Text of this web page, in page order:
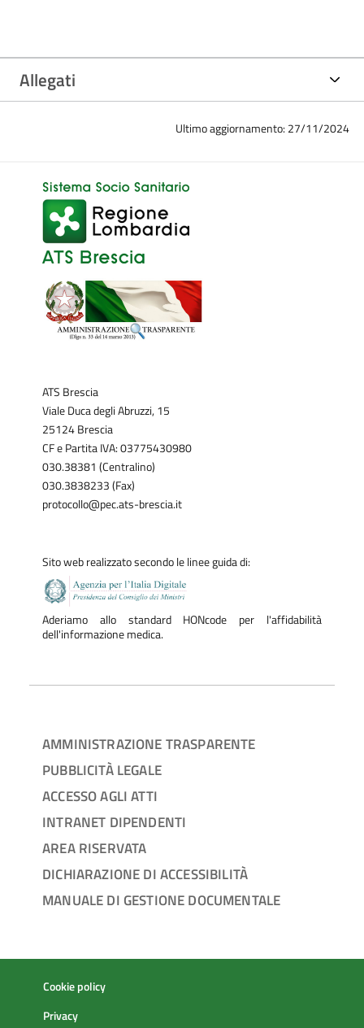
Allegati
Ultimo aggiornamento: 27/11/2024
ATS Brescia
Viale Duca degli Abruzzi, 15
25124 Brescia
CF e Partita IVA: 03775430980
030.38381 (Centralino)
030.3838233 (Fax)
protocollo@pec.ats-brescia.it
Sito web realizzato secondo le linee guida di:
Aderiamo allo standard HONcode per l'affidabilità
dell'informazione medica.
AMMINISTRAZIONE TRASPARENTE
PUBBLICITÀ LEGALE
ACCESSO AGLI ATTI
INTRANET DIPENDENTI
AREA RISERVATA
DICHIARAZIONE DI ACCESSIBILITÀ
MANUALE DI GESTIONE DOCUMENTALE
Cookie policy
Privacy